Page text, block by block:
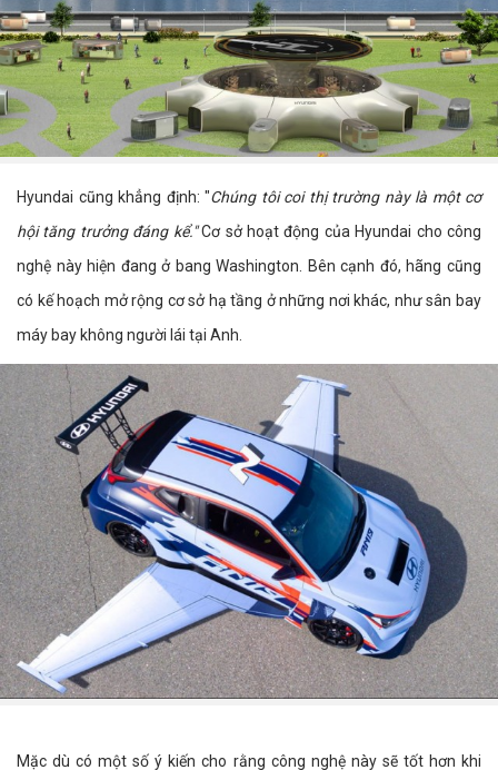
Hyundai cũng khẳng định: "Chúng tôi coi thị trường này là một cơ
hội tăng trưởng đáng kể."Cơ sở hoạt động của Hyundai cho công
nghệ này hiện đang ở bang Washington. Bên cạnh đó, hãng cũng
có kế hoạch mở rộng cơ sở hạ tầng ở những nơi khác, như sân bay
máy bay không người lái tại Anh.
Mặc dù có một số ý kiến cho rằng công nghệ này sẽ tốt hơn khi